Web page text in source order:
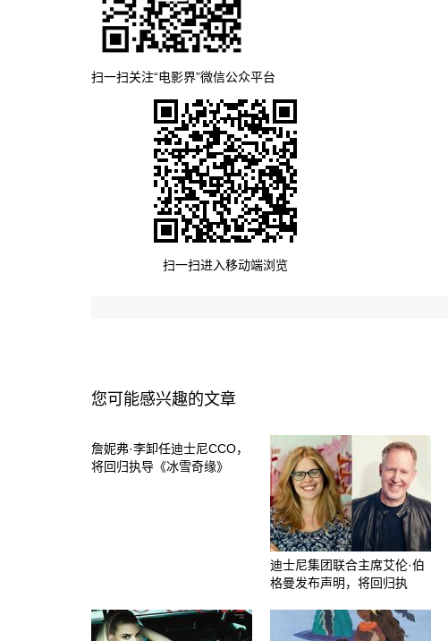
扫一扫关注“电影界”微信公众平台
扫一扫进入移动端浏览
您可能感兴趣的文章
詹妮弗·李卸任迪士尼CCO，
将回归执导《冰雪奇缘》
迪士尼集团联合主席艾伦·伯
格曼发布声明，将回归执